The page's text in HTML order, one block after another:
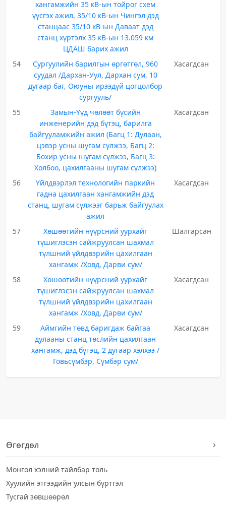
хангамжийн 35 кВ-ын тойрог схем
үүсгэх ажил, 35/10 кВ-ын Чингэл дэд
станцаас 35/10 кВ-ын Даваат дэд
станц хүртэлх 35 кВ-ын 13.059 км
ЦДАШ барих ажил
54
Сургуулийн барилгын өргөтгөл, 960
суудал /Дархан-Уул, Дархан сум, 10
дугаар баг, Оюуны ирээдүй цогцолбор
сургууль/
Хасагдсан
55
Замын-Үүд чөлөөт бүсийн
инженерийн дэд бүтэц, барилга
байгууламжийн ажил (Багц 1: Дулаан,
цэвэр усны шугам сүлжээ, Багц 2:
Бохир усны шугам сүлжээ, Багц 3:
Холбоо, цахилгааны шугам сүлжээ)
Хасагдсан
56
Үйлдвэрлэл технологийн паркийн
гадна цахилгаан хангамжийн дэд
станц, шугам сүлжээг барьж байгуулах
ажил
Хасагдсан
57
Хөшөөтийн нүүрсний уурхайг
түшиглэсэн сайжруулсан шахмал
түлшний үйлдвэрийн цахилгаан
хангамж /Ховд, Дарви сум/
Шалгарсан
58
Хөшөөтийн нүүрсний уурхайг
түшиглэсэн сайжруулсан шахмал
түлшний үйлдвэрийн цахилгаан
хангамж /Ховд, Дарви сум/
Хасагдсан
59
Аймгийн төвд баригдаж байгаа
дулааны станц төслийн цахилгаан
хангамж, дэд бүтэц, 2 дугаар хэлхээ /
Говьсүмбэр, Сүмбэр сум/
Хасагдсан
Өгөгдөл
Монгол хэлний тайлбар толь
Хуулийн этгээдийн улсын бүртгэл
Тусгай зөвшөөрөл